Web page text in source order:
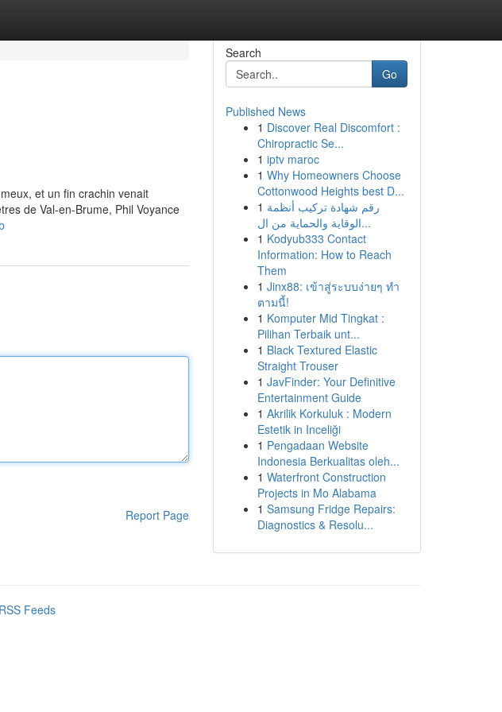
et un fin crachin venait
de Val-en-Brume, Phil Voyance
Report Page
Search
Go
Published News
1 Discover Real Discomfort :
Chiropractic Se...
1 iptv maroc
1 Why Homeowners Choose
Cottonwood Heights best D...
1 رقم شهادة تركيب أنظمة
الوقاية والحماية من ال...
1 Kodyub333 Contact
Information: How to Reach
Them
1 Jinx88: เข้าสู่ระบบง่ายๆ ทำ
ตามนี้!
1 Komputer Mid Tingkat :
Pilihan Terbaik unt...
1 Black Textured Elastic
Straight Trouser
1 JavFinder: Your Definitive
Entertainment Guide
1 Akrilik Korkuluk : Modern
Estetik in Inceliği
1 Pengadaan Website
Indonesia Berkualitas oleh...
1 Waterfront Construction
Projects in Mo Alabama
1 Samsung Fridge Repairs:
Diagnostics & Resolu...
Feeds